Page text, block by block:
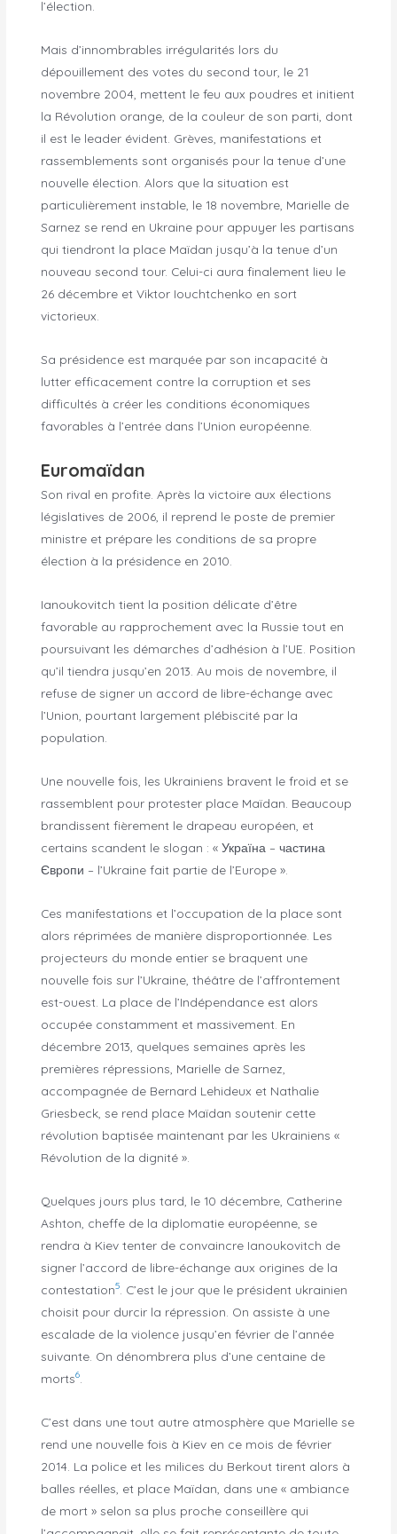
l’élection.
Mais d’innombrables irrégularités lors du
dépouillement des votes du second tour, le 21
novembre 2004, mettent le feu aux poudres et initient
la Révolution orange, de la couleur de son parti, dont
il est le leader évident. Grèves, manifestations et
rassemblements sont organisés pour la tenue d’une
nouvelle élection. Alors que la situation est
particulièrement instable, le 18 novembre, Marielle de
Sarnez se rend en Ukraine pour appuyer les partisans
qui tiendront la place Maïdan jusqu’à la tenue d’un
nouveau second tour. Celui-ci aura finalement lieu le
26 décembre et Viktor Iouchtchenko en sort
victorieux.
Sa présidence est marquée par son incapacité à
lutter efficacement contre la corruption et ses
difficultés à créer les conditions économiques
favorables à l’entrée dans l’Union européenne.
Euromaïdan
Son rival en profite. Après la victoire aux élections
législatives de 2006, il reprend le poste de premier
ministre et prépare les conditions de sa propre
élection à la présidence en 2010.
Ianoukovitch tient la position délicate d’être
favorable au rapprochement avec la Russie tout en
poursuivant les démarches d’adhésion à l’UE. Position
qu’il tiendra jusqu’en 2013. Au mois de novembre, il
refuse de signer un accord de libre-échange avec
l’Union, pourtant largement plébiscité par la
population.
Une nouvelle fois, les Ukrainiens bravent le froid et se
rassemblent pour protester place Maïdan. Beaucoup
brandissent fièrement le drapeau européen, et
certains scandent le slogan : « Україна – частина
Європи – l’Ukraine fait partie de l’Europe ».
Ces manifestations et l’occupation de la place sont
alors réprimées de manière disproportionnée. Les
projecteurs du monde entier se braquent une
nouvelle fois sur l’Ukraine, théâtre de l’affrontement
est-ouest. La place de l’Indépendance est alors
occupée constamment et massivement. En
décembre 2013, quelques semaines après les
premières répressions, Marielle de Sarnez,
accompagnée de Bernard Lehideux et Nathalie
Griesbeck, se rend place Maïdan soutenir cette
révolution baptisée maintenant par les Ukrainiens «
Révolution de la dignité ».
Quelques jours plus tard, le 10 décembre, Catherine
Ashton, cheffe de la diplomatie européenne, se
rendra à Kiev tenter de convaincre Ianoukovitch de
signer l’accord de libre-échange aux origines de la
contestation5
. C’est le jour que le président ukrainien
choisit pour durcir la répression. On assiste à une
escalade de la violence jusqu’en février de l’année
suivante. On dénombrera plus d’une centaine de
morts6
C’est dans une tout autre atmosphère que Marielle se
rend une nouvelle fois à Kiev en ce mois de février
2014. La police et les milices du Berkout tirent alors à
balles réelles, et place Maïdan, dans une « ambiance
de mort » selon sa plus proche conseillère qui